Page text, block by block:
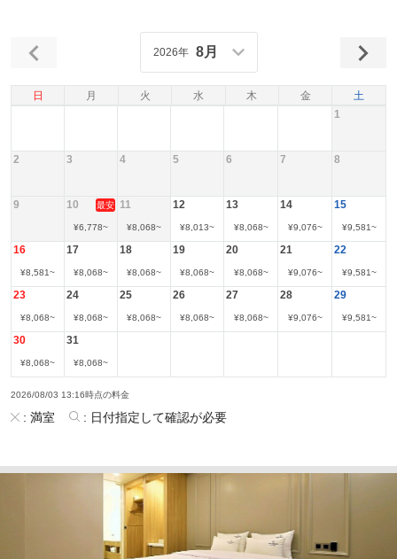
日 月 火 水 木 金 土
2026年 8月
1
2 3 4 5 6 7 8
9 10 最安
¥6,778~
11
¥8,068~
12
¥8,013~
13
¥8,068~
14
¥9,076~
15
¥9,581~
16
¥8,581~
17
¥8,068~
18
¥8,068~
19
¥8,068~
20
¥8,068~
21
¥9,076~
22
¥9,581~
23
¥8,068~
24
¥8,068~
25
¥8,068~
26
¥8,068~
27
¥8,068~
28
¥9,076~
29
¥9,581~
30
¥8,068~
31
¥8,068~
2026/08/03 13:16時点の料金
: 満室 : 日付指定して確認が必要